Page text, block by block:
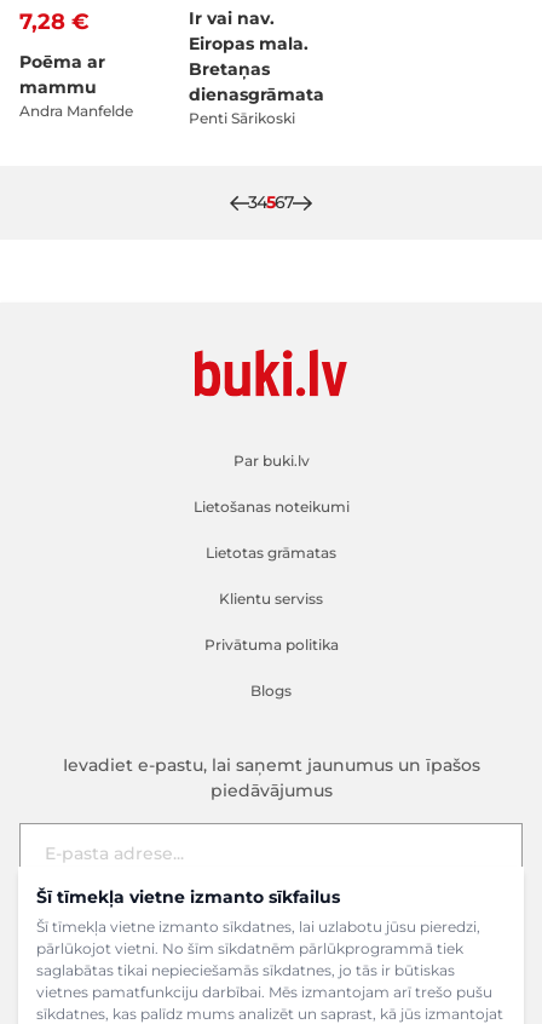
Šī tīmekļa vietne izmanto sīkfailus
Šī tīmekļa vietne izmanto sīkdatnes, lai uzlabotu jūsu pieredzi,
pārlūkojot vietni. No šīm sīkdatnēm pārlūkprogrammā tiek
saglabātas tikai nepieciešamās sīkdatnes, jo tās ir būtiskas
vietnes pamatfunkciju darbībai. Mēs izmantojam arī trešo pušu
sīkdatnes, kas palīdz mums analizēt un saprast, kā jūs izmantojat
7,28 €
Poēma ar
mammu
Andra Manfelde
Ir vai nav.
Eiropas mala.
Bretaņas
dienasgrāmata
Penti Sārikoski
Lapa
3Lapa
4Pašlaik lasāt lapu
5Lapa
6Lapa
7
Par buki.lv
Lietošanas noteikumi
Lietotas grāmatas
Klientu serviss
Privātuma politika
Blogs
Ievadiet e-pastu, lai saņemt jaunumus un īpašos
piedāvājumus
E-pasta adrese
Pieteikties